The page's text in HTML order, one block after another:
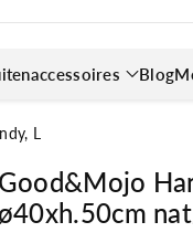
Blog
L
Good&Mojo
ø40xh.50cm